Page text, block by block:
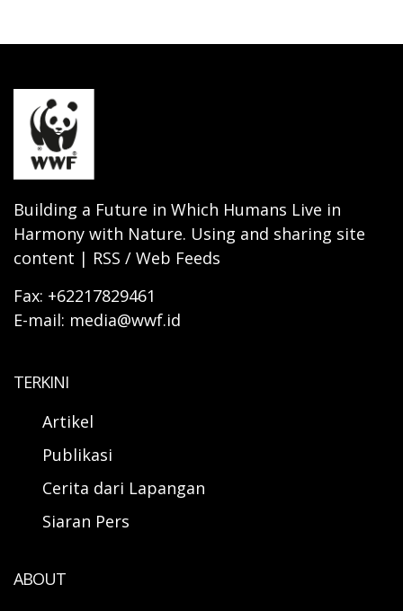
Building a Future in Which Humans Live in
Harmony with Nature. Using and sharing site
content | RSS / Web Feeds
Fax: +62217829461
E-mail: media@wwf.id
TERKINI
Artikel
Publikasi
Cerita dari Lapangan
Siaran Pers
ABOUT